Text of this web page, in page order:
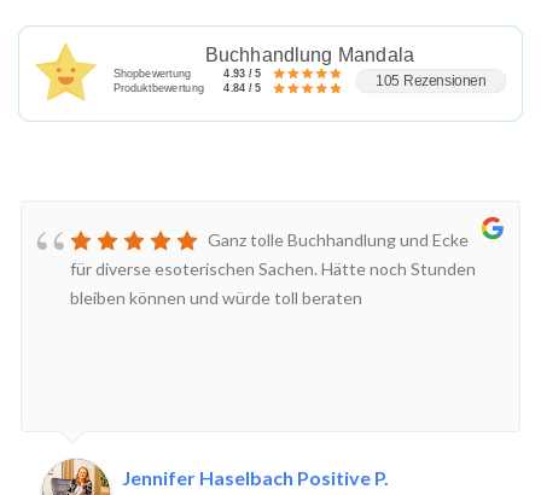
Buchhandlung Mandala
Shopbewertung 4.93 / 5
Produktbewertung 4.84 / 5 105 Rezensionen
Ganz tolle Buchhandlung und Ecke
für diverse esoterischen Sachen. Hätte noch Stunden
bleiben können und würde toll beraten
Jennifer Haselbach Positive P.